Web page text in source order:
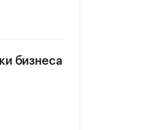
бизнеса